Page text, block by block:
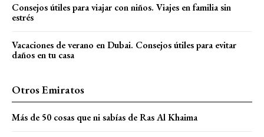
Consejos útiles para viajar con niños. Viajes en familia sin
estrés
Vacaciones de verano en Dubai. Consejos útiles para evitar
daños en tu casa
Otros Emiratos
Más de 50 cosas que ni sabías de Ras Al Khaima